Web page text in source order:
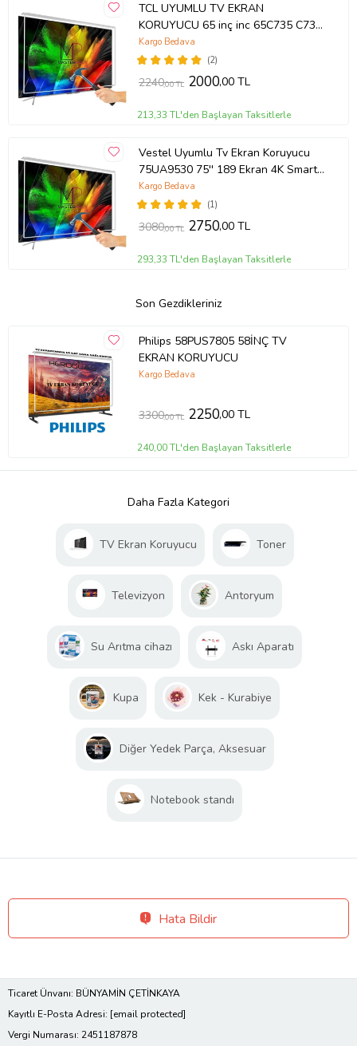
TCL UYUMLU TV EKRAN
KORUYUCU 65 inç inc 65C735 C735
TCL QLED 4K TV
(2)
Kargo Bedava
2240,00 TL 2000,00 TL
213,33 TL'den Başlayan Taksitlerle
Vestel Uyumlu Tv Ekran Koruyucu
75UA9530 75'' 189 Ekran 4K Smart
Android TV
(1)
Kargo Bedava
3080,00 TL 2750,00 TL
293,33 TL'den Başlayan Taksitlerle
Son Gezdikleriniz
Philips 58PUS7805 58İNÇ TV
EKRAN KORUYUCU
Kargo Bedava
3300,00 TL 2250,00 TL
240,00 TL'den Başlayan Taksitlerle
Daha Fazla Kategori
TV Ekran Koruyucu Toner
Televizyon Antoryum
Su Arıtma cihazı Askı Aparatı
Kupa Kek - Kurabiye
Diğer Yedek Parça, Aksesuar
Notebook standı
Hata Bildir
Ticaret Ünvanı: BÜNYAMİN ÇETİNKAYA
Kayıtlı E-Posta Adresi: [email protected]
Vergi Numarası: 2451187878